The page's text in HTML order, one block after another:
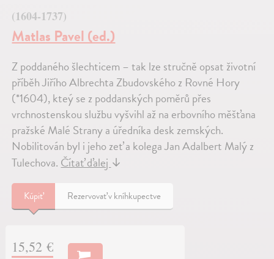
(1604-1737)
Matlas Pavel (ed.)
Z poddaného šlechticem – tak lze stručně opsat životní
příběh Jiřího Albrechta Zbudovského z Rovné Hory
(*1604), kteý se z poddanských poměrů přes
vrchnostenskou službu vyšvihl až na erbovního měšťana
pražské Malé Strany a úředníka desk zemských.
Nobilitován byl i jeho zeť a kolega Jan Adalbert Malý z
Tulechova.Čítať ďalej↓
Kúpiť Rezervovať v kníhkupectve
15,52 €